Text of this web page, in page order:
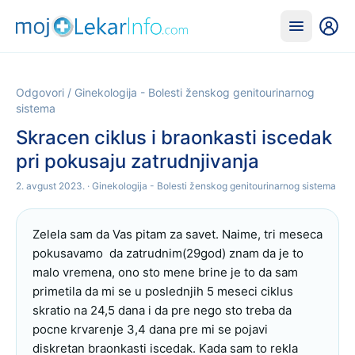
Odgovori / Ginekologija - Bolesti ženskog genitourinarnog
sistema
Skracen ciklus i braonkasti iscedak
pri pokusaju zatrudnjivanja
2. avgust 2023. · Ginekologija - Bolesti ženskog genitourinarnog sistema
Zelela sam da Vas pitam za savet. Naime, tri meseca
pokusavamo  da zatrudnim(29god) znam da je to
malo vremena, ono sto mene brine je to da sam
primetila da mi se u poslednjih 5 meseci ciklus
skratio na 24,5 dana i da pre nego sto treba da
pocne krvarenje 3,4 dana pre mi se pojavi
diskretan braonkasti iscedak. Kada sam to rekla